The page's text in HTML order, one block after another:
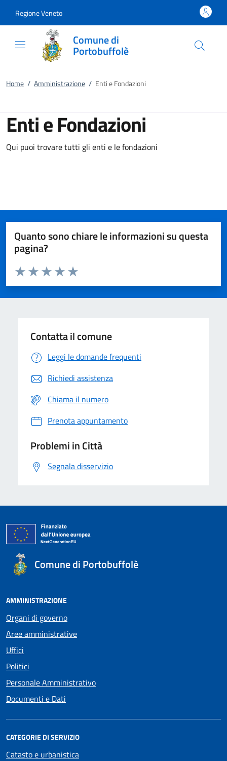
Regione Veneto
Comune di
Portobuffolè
Home / Amministrazione / Enti e Fondazioni
Enti e Fondazioni
Qui puoi trovare tutti gli enti e le fondazioni
Quanto sono chiare le informazioni su questa
pagina?
Domanda
Valuta da 1 a 5 stelle la pagina
Valuta 5 stelle su 5
Valuta 4 stelle su 5
Valuta 3 stelle su 5
Valuta 2 stelle su 5
Valuta 1 stelle su 5
Contatta il comune
Leggi le domande frequenti
Richiedi assistenza
Chiama il numero
Prenota appuntamento
Problemi in Città
Segnala disservizio
Comune di Portobuffolè
AMMINISTRAZIONE
Organi di governo
Aree amministrative
Uffici
Politici
Personale Amministrativo
Documenti e Dati
CATEGORIE DI SERVIZIO
Catasto e urbanistica